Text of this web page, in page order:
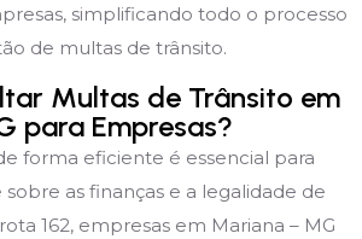
simplificando todo o processo
de multas de trânsito.
Multas de Trânsito em
para Empresas?
forma eficiente é essencial para
as finanças e a legalidade de
162, empresas em Mariana – MG